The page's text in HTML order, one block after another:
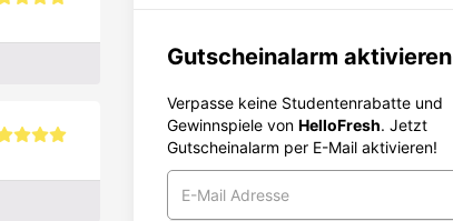
Gutscheinalarm aktivieren
Verpasse keine Studentenrabatte und
Gewinnspiele von HelloFresh. Jetzt
Gutscheinalarm per E-Mail aktivieren!